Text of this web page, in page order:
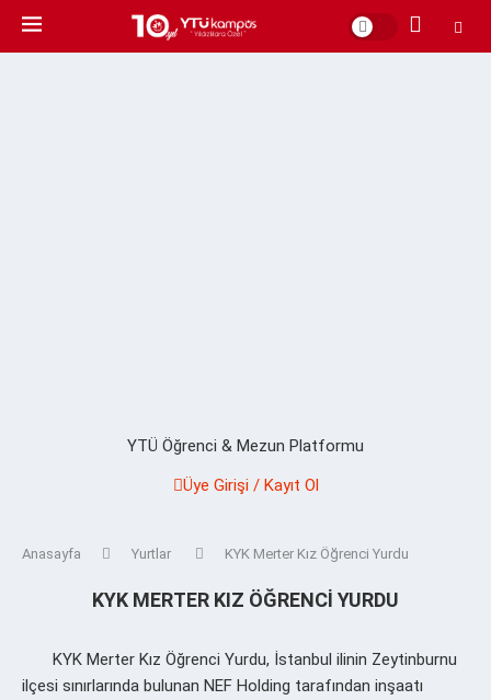
YTÜ Öğrenci & Mezun Platformu
Üye Girişi / Kayıt Ol
Anasayfa Yurtlar KYK Merter Kız Öğrenci Yurdu
KYK MERTER KIZ ÖĞRENCI YURDU
KYK Merter Kız Öğrenci Yurdu, İstanbul ilinin Zeytinburnu
ilçesi sınırlarında bulunan NEF Holding tarafından inşaatı